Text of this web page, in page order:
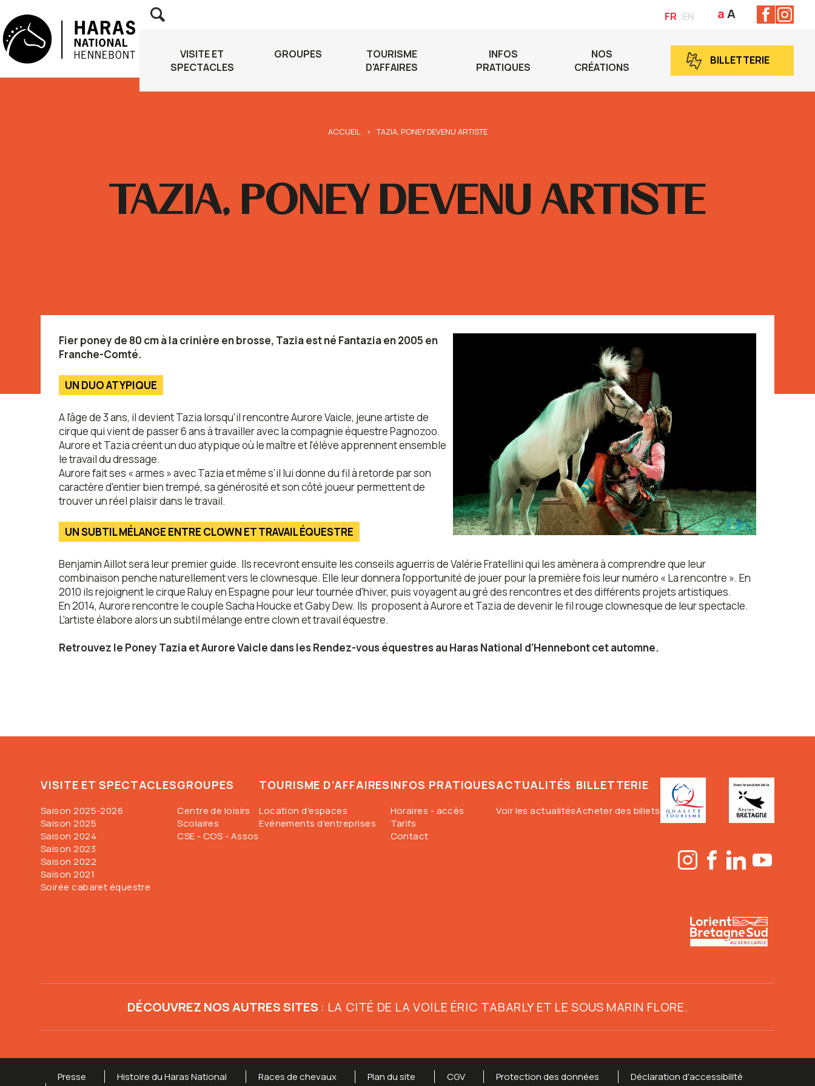
aA
FR EN
VISITE ET
SPECTACLES
GROUPES
TOURISME
D'AFFAIRES
INFOS
PRATIQUES
NOS
CRÉATIONS
BILLETTERIE
ACCUEIL > TAZIA, PONEY DEVENU ARTISTE
TAZIA, PONEY DEVENU ARTISTE
Fier poney de 80 cm à la crinière en brosse, Tazia est né Fantazia en 2005 en
Franche-Comté.
UN DUO ATYPIQUE
A l'âge de 3 ans, il devient Tazia lorsqu'il rencontre Aurore Vaicle, jeune artiste de
cirque qui vient de passer 6 ans à travailler avec la compagnie équestre Pagnozoo.
Aurore et Tazia créent un duo atypique où le maître et l'élève apprennent ensemble
le travail du dressage.
Aurore fait ses « armes » avec Tazia et même s'il lui donne du fil à retorde par son
caractère d'entier bien trempé, sa générosité et son côté joueur permettent de
trouver un réel plaisir dans le travail.
UN SUBTIL MÉLANGE ENTRE CLOWN ET TRAVAIL ÉQUESTRE
Benjamin Aillot sera leur premier guide. Ils recevront ensuite les conseils aguerris de Valérie Fratellini qui les amènera à comprendre que leur
combinaison penche naturellement vers le clownesque. Elle leur donnera l'opportunité de jouer pour la première fois leur numéro « La rencontre ». En
2010 ils rejoignent le cirque Raluy en Espagne pour leur tournée d'hiver, puis voyagent au gré des rencontres et des différents projets artistiques.
En 2014, Aurore rencontre le couple Sacha Houcke et Gaby Dew. Ils proposent à Aurore et Tazia de devenir le fil rouge clownesque de leur spectacle.
L’artiste élabore alors un subtil mélange entre clown et travail équestre.
Retrouvez le Poney Tazia et Aurore Vaicle dans les Rendez-vous équestres au Haras National d’Hennebont cet automne.
VISITE ET SPECTACLES
Saison 2025-2026
Saison 2025
Saison 2024
Saison 2023
Saison 2022
Saison 2021
Soirée cabaret équestre
GROUPES
Centre de loisirs
Scolaires
CSE - COS - Assos
TOURISME D’AFFAIRES
Location d'espaces
Evénements d'entreprises
INFOS PRATIQUES
Horaires - accès
Tarifs
Contact
ACTUALITÉS
Voir les actualités
BILLETTERIE
Acheter des billets
DÉCOUVREZ NOS AUTRES SITES : LA CITÉ DE LA VOILE ÉRIC TABARLYET LE SOUS MARIN FLORE.
Presse Histoire du Haras National Races de chevaux Plan du site CGV Protection des données
Déclaration d'accessibilité